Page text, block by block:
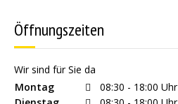
Öffnungszeiten
Wir sind für Sie da
Montag
08:30 - 18:00 Uhr